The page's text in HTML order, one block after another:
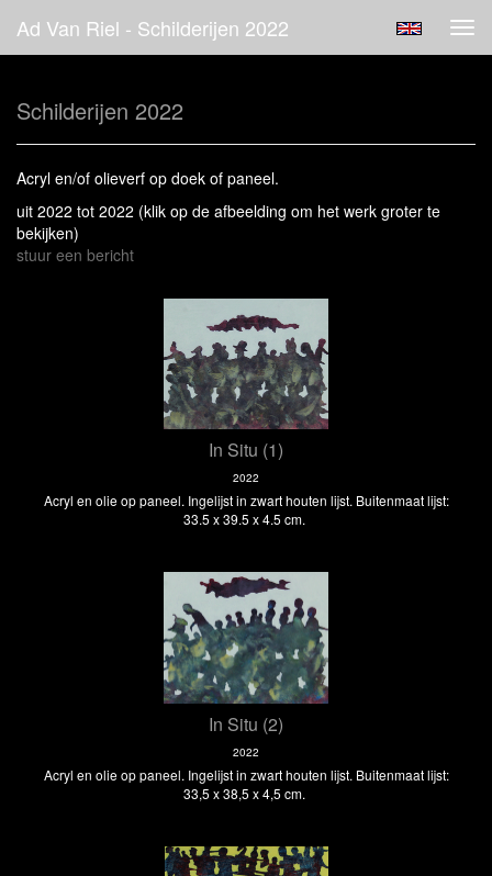
Ad Van Riel - Schilderijen 2022
Schilderijen 2022
Acryl en/of olieverf op doek of paneel.
uit 2022 tot 2022 (klik op de afbeelding om het werk groter te
bekijken)
stuur een bericht
In Situ (1)
2022
Acryl en olie op paneel. Ingelijst in zwart houten lijst. Buitenmaat lijst:
33.5 x 39.5 x 4.5 cm.
In Situ (2)
2022
Acryl en olie op paneel. Ingelijst in zwart houten lijst. Buitenmaat lijst:
33,5 x 38,5 x 4,5 cm.